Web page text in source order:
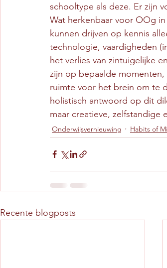
schooltype als deze. Er zijn
Wat herkenbaar voor OOg
kunnen drijven op kennis
technologie, vaardigheden
het verlies van zintuigelijke
zijn op bepaalde
ruimte voor het brein om te
holistisch antwoord op dit
maar creatieve, zelfstandige
Onderwijsvernieuwing Habits of
Recente blogposts